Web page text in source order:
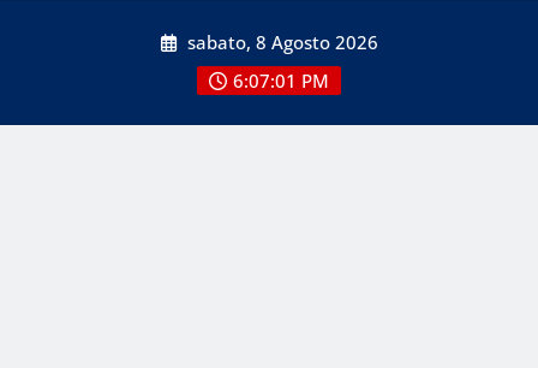
sabato, 8 Agosto 2026
6:07:03 PM